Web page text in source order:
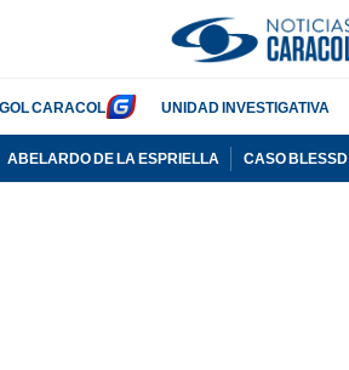
GOL CARACOL UNIDAD INVESTIGATIVA
ABELARDO DE LA ESPRIELLA CASO BLESSD